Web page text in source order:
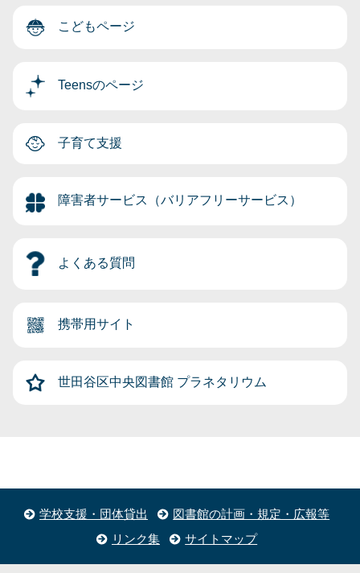
こどもページ
Teensのページ
子育て支援
障害者サービス（バリアフリーサービス）
よくある質問
携帯用サイト
世田谷区中央図書館 プラネタリウム
学校支援・団体貸出
図書館の計画・規定・広報等
リンク集
サイトマップ